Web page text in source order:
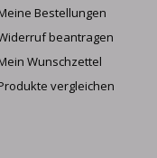
Bestellungen
beantragen
Wunschzettel
vergleichen